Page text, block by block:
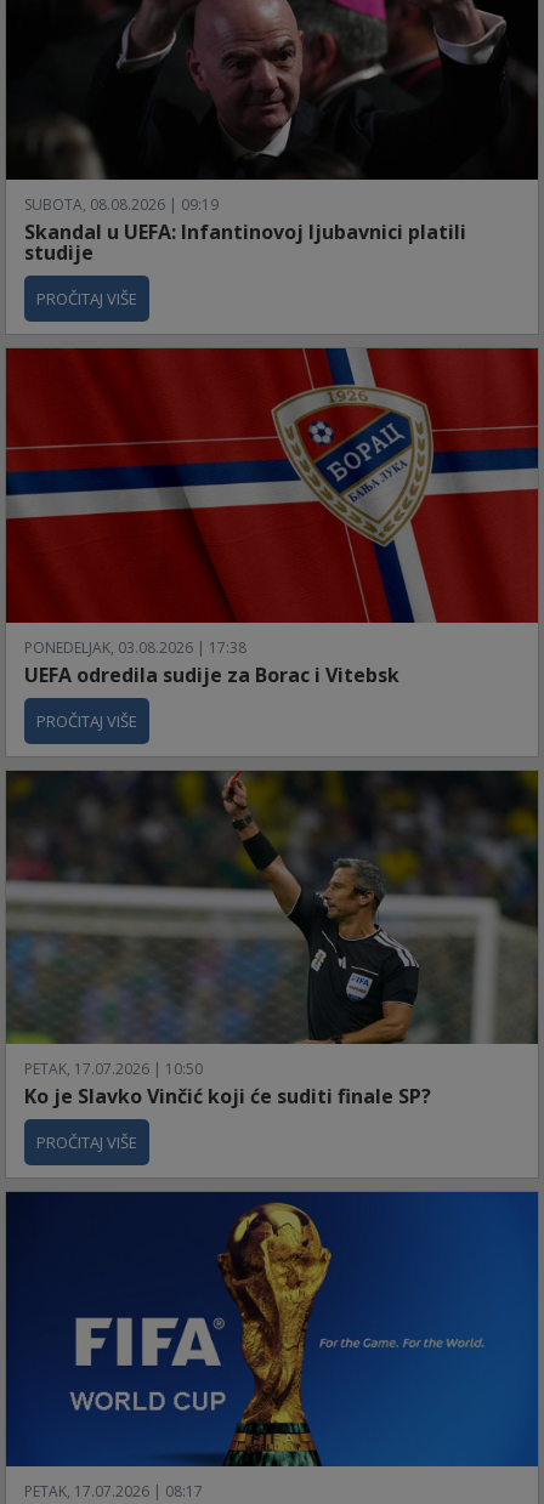
SUBOTA, 08.08.2026 | 09:19
Skandal u UEFA: Infantinovoj ljubavnici platili
studije
PROČITAJ VIŠE
PONEDELJAK, 03.08.2026 | 17:38
UEFA odredila sudije za Borac i Vitebsk
PROČITAJ VIŠE
PETAK, 17.07.2026 | 10:50
Ko je Slavko Vinčić koji će suditi finale SP?
PROČITAJ VIŠE
PETAK, 17.07.2026 | 08:17